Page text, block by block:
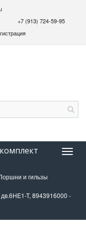
+7 (913) 724-59-95
и гильзы
T, 8943916000 -